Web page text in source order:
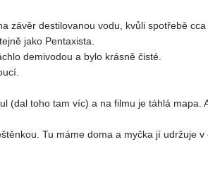
závěr destilovanou vodu, kvůli spotřebě cca
jako Pentaxista.
demivodou a bylo krásně čisté.
(dal toho tam víc) a na filmu je táhlá
Tu máme doma a myčka jí udržuje v